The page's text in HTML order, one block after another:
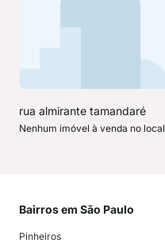
rua almirante tamandaré
Nenhum imóvel à venda no local
Bairros em São Paulo
Pinheiros